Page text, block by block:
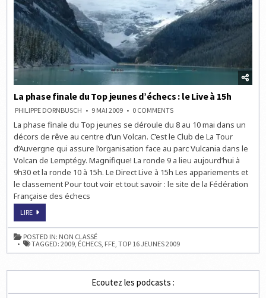
La phase finale du Top jeunes d’échecs : le Live à 15h
PHILIPPE DORNBUSCH 9 MAI 2009 0 COMMENTSON
PHASE
FINALE
DU
JEUNES
D’ÉCHECS
:
LE
LIVE
À
La phase finale du Top jeunes se déroule du 8 au 10 mai dans un
décors de rêve au centre d’un Volcan. C’est le Club de La Tour
d’Auvergne qui assure l’organisation face au parc Vulcania dans le
Volcan de Lemptégy. Magnifique! La ronde 9 a lieu aujourd’hui à
9h30 et la ronde 10 à 15h. Le Direct Live à 15h Les appariements et
le classement Pour tout voir et tout savoir : le site de la Fédération
Française des échecs
LIRELA
FINALE
DU
TOP
JEUNES
D’ÉCHECS
LE
POSTED IN: NON CLASSÉ
TAGGED:2009 ÉCHECS FFE ,TOP 16 JEUNES 2009
Ecoutez les podcasts :